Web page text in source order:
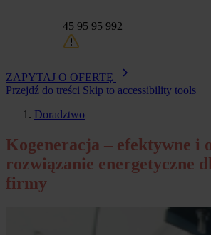
45 95 95 992
ZAPYTAJ O OFERTĘ
Przejdź do treści Skip to accessibility tools
nawigacyjna
Doradztwo
Kogeneracja – efektywne i
rozwiązanie energetyczne
firmy